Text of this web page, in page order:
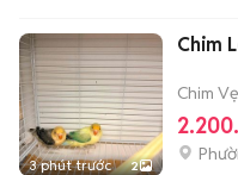
3 phút trước 2
Chim
Chim